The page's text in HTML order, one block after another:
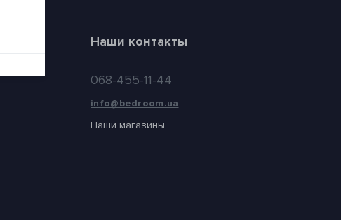
Наши контакты
068-455-11-44
info@bedroom.ua
Наши магазины